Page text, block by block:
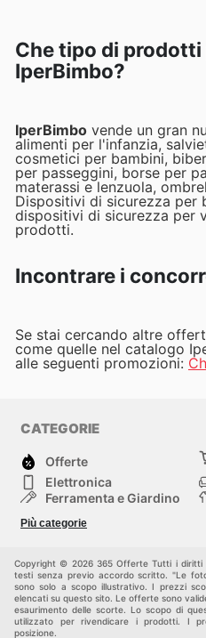
Che tipo di
IperBimbo?
IperBimbo vende un gran
alimenti per l'infanzia,
cosmetici per bambini,
per passeggini, borse per
materassi e lenzuola,
Dispositivi di sicurezza per
dispositivi di sicurezza per
prodotti.
Incontrare i
Se stai cercando altre
come quelle nel catalogo
alle seguenti promozioni:
CATEGORIE
Offerte
Elettronica
Ferramenta e Giardino
Bambini e Neonati
Più categorie
Copyright © 2026 365 Offerte Tutti i
testi senza previo accordo scritto. "Le
sono solo a scopo illustrativo. I prezzi
elencati su questo sito. Le offerte sono
esaurimento delle scorte. Lo scopo di
utilizzato per rivendicare i prodotti. I
posizione.